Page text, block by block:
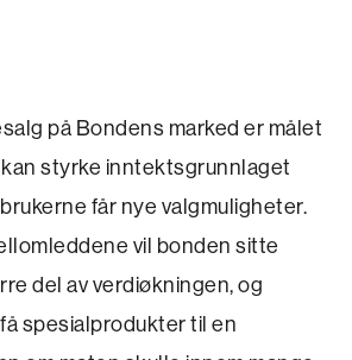
på Bondens marked er målet
styrke inntektsgrunnlaget
får nye valgmuligheter.
vil bonden sitte
del av verdiøkningen, og
spesialprodukter til en